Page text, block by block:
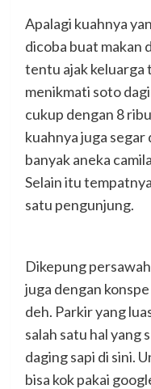
Apalagi kuahnya
dicoba buat makan
tentu ajak keluarga
menikmati soto
cukup dengan 8
kuahnya juga segar
banyak aneka
Selain itu
satu pengunjung.
Dikepung
juga dengan
deh. Parkir yang
salah satu hal yang
daging sapi di sini.
bisa kok pakai